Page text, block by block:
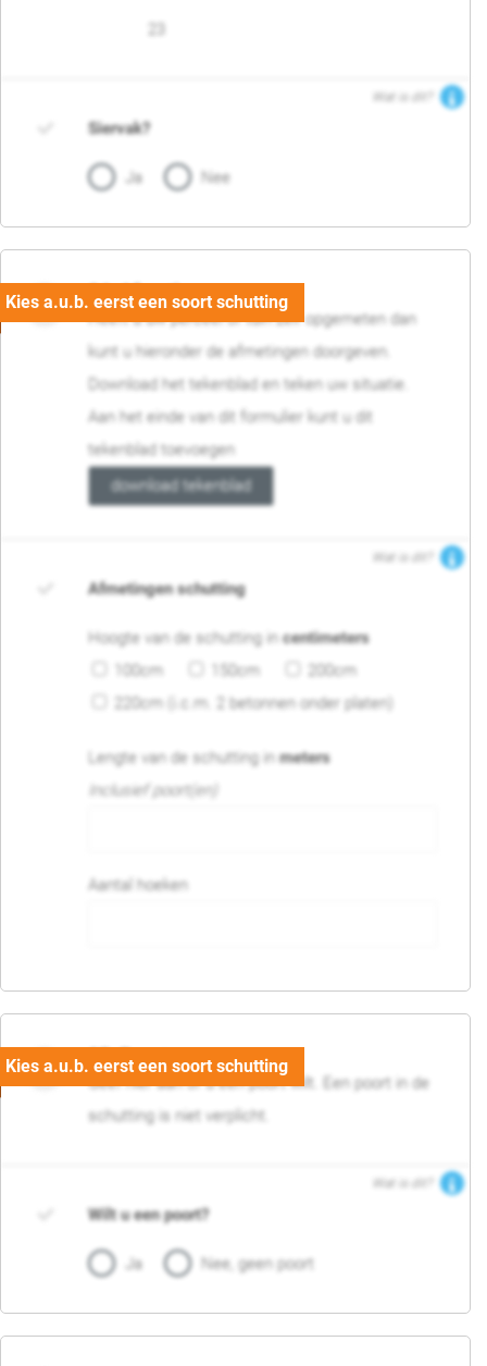
Wat is dit?
Siervak?
Ja Nee
04. Afmetingen
Heeft u uw perceel of tuin zelf opgemeten dan
kunt u hieronder de afmetingen doorgeven.
Download het tekenblad en teken uw situatie.
Aan het einde van dit formulier kunt u dit
tekenblad toevoegen
download tekenblad
Wat is dit?
Afmetingen schutting
Hoogte van de schutting incentimeters
100cm
150cm
200cm
220cm (i.c.m. 2 betonnen onder platen)
Lengte van de schutting inmeters
Inclusief poort(en)
Aantal hoeken
05. Poort
Geef hier aan of u een poort wilt. Een poort in de
schutting is niet verplicht.
Wat is dit?
Wilt u een poort?
Ja Nee, geen poort